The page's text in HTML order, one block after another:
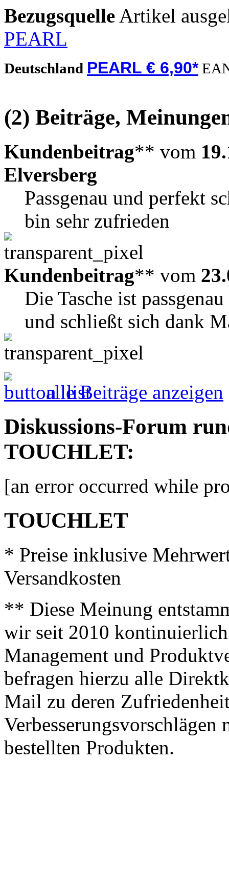
Bezugsquelle Artikel
PEARL
Deutschland PEARL € 6,90*
(2) Beiträge,
Kundenbeitrag** vom
Elversberg
Passgenau und perfekt
bin sehr zufrieden
Kundenbeitrag** vom
Die Tasche ist
und schließt sich dank
alle Beiträge anzeigen
Diskussions-Forum
TOUCHLET:
[an error occurred while
TOUCHLET
* Preise inklusive
Versandkosten
** Diese Meinung
wir seit 2010
Management und
befragen hierzu alle
Mail zu deren
bestellten Produkten.